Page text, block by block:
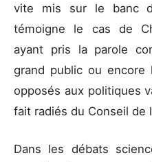
vite mis sur le banc
témoigne le cas de
ayant pris la parole
grand public ou
opposés aux politiques
fait radiés du Conseil de
Dans les débats